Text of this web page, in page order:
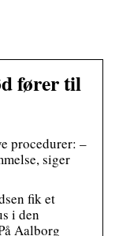
fører til
procedurer: –
siger
fik et
i den
Aalborg